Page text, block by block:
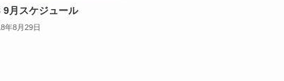
9月スケジュール
年8月29日